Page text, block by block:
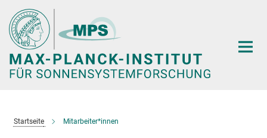
Hauptinhalt
Startseite Mitarbeiter*innen